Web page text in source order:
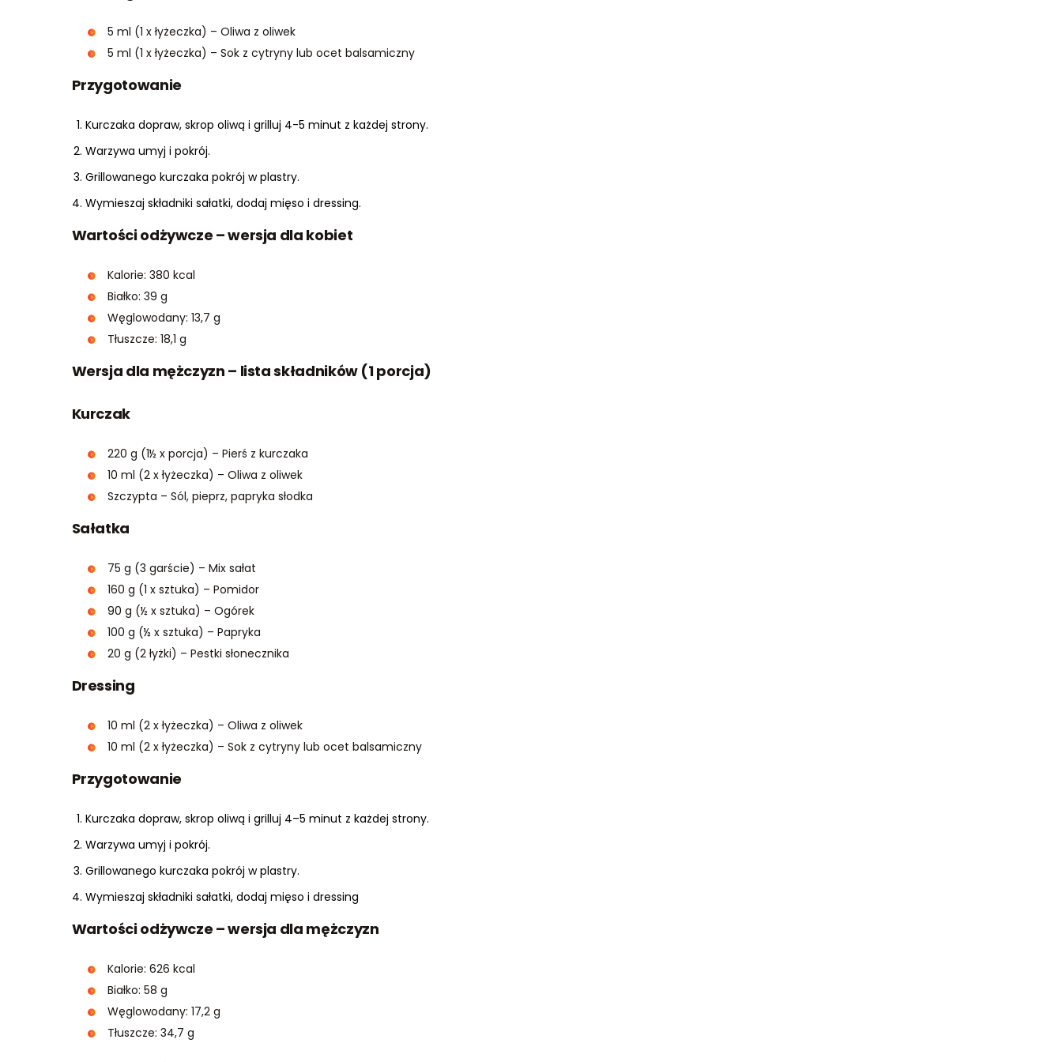
5 ml (1 x łyżeczka) – Oliwa z oliwek
5 ml (1 x łyżeczka) – Sok z cytryny lub ocet balsamiczny
Przygotowanie
Kurczaka dopraw, skrop oliwą i grilluj 4-5 minut z każdej strony.
Warzywa umyj i pokrój.
Grillowanego kurczaka pokrój w plastry.
Wymieszaj składniki sałatki, dodaj mięso i dressing.
Wartości odżywcze – wersja dla kobiet
Kalorie: 380 kcal
Białko: 39 g
Węglowodany: 13,7 g
Tłuszcze: 18,1 g
Wersja dla mężczyzn – lista składników (1 porcja)
Kurczak
220 g (1½ x porcja) – Pierś z kurczaka
10 ml (2 x łyżeczka) – Oliwa z oliwek
Szczypta – Sól, pieprz, papryka słodka
Sałatka
75 g (3 garście) – Mix sałat
160 g (1 x sztuka) – Pomidor
90 g (½ x sztuka) – Ogórek
100 g (½ x sztuka) – Papryka
20 g (2 łyżki) – Pestki słonecznika
Dressing
10 ml (2 x łyżeczka) – Oliwa z oliwek
10 ml (2 x łyżeczka) – Sok z cytryny lub ocet balsamiczny
Przygotowanie
Kurczaka dopraw, skrop oliwą i grilluj 4–5 minut z każdej strony.
Warzywa umyj i pokrój.
Grillowanego kurczaka pokrój w plastry.
Wymieszaj składniki sałatki, dodaj mięso i dressing
Wartości odżywcze – wersja dla mężczyzn
Kalorie: 626 kcal
Białko: 58 g
Węglowodany: 17,2 g
Tłuszcze: 34,7 g